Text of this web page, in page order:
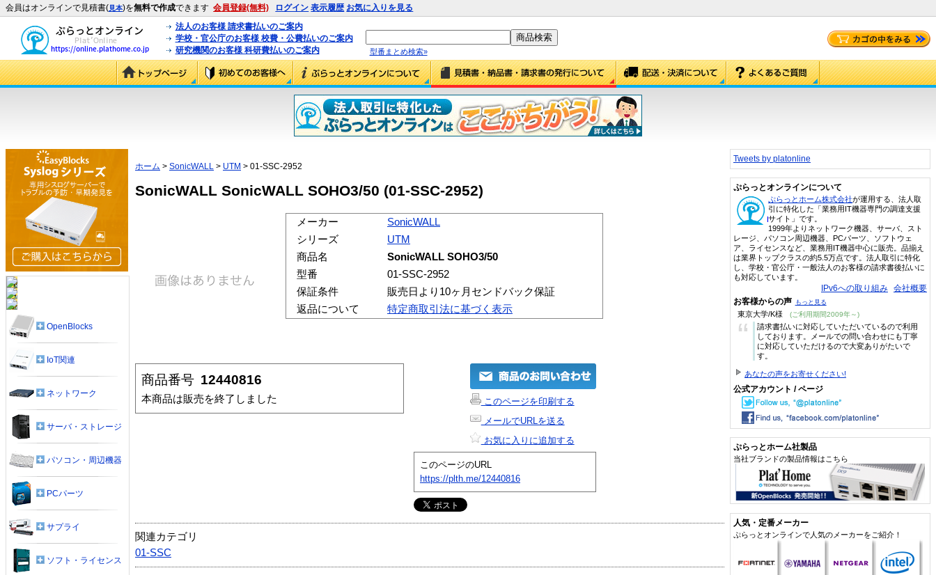
会員はオンラインで見積書(見本)を無料で作成できます 会員登録(無料) ログイン 表示履歴 お気に入りを見る
法人のお客様 請求書払いのご案内
学校・官公庁のお客様 校費・公費払いのご案内
研究機関のお客様 科研費払いのご案内
型番まとめ検索»
ホーム > SonicWALL > UTM > 01-SSC-2952
SonicWALL SonicWALL SOHO3/50 (01-SSC-2952)
メーカー
SonicWALL
シリーズ
UTM
商品名
SonicWALL SOHO3/50
型番
01-SSC-2952
保証条件
販売日より10ヶ月センドバック保証
返品について
特定商取引法に基づく表示
商品番号 12440816
本商品は販売を終了しました
このページを印刷する
メールでURLを送る
お気に入りに追加する
このページのURL
https://plth.me/12440816
関連カテゴリ
01-SSC
OpenBlocks
IoT関連
ネットワーク
サーバ・ストレージ
パソコン・周辺機器
PCパーツ
サプライ
ソフト・ライセンス
Tweets by platonline
ぷらっとオンラインについて
ぷらっとホーム株式会社が運用する、法人取
引に特化した「業務用IT機器専門の調達支援
サイト」です。
1999年よりネットワーク機器、サーバ、スト
レージ、パソコン周辺機器、PCパーツ、ソフトウェ
ア、ライセンスなど、業務用IT機器中心に販売。品揃え
は業界トップクラスの約5.5万点です。法人取引に特化
し、学校・官公庁・一般法人のお客様の請求書後払いに
も対応しています。
IPv6への取り組み 会社概要
お客様からの声 もっと見る
東京大学/K様 (ご利用期間2009年～)
“
請求書払いに対応していただいているので利用
しております。メールでの問い合わせにも丁寧
に対応していただけるので大変ありがたいで
す。
あなたの声をお寄せください!
公式アカウント / ページ
ぷらっとホーム社製品
当社ブランドの製品情報はこちら
人気・定番メーカー
ぷらっとオンラインで人気のメーカーをご紹介！